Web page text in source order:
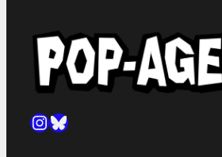
Instagram
Bluesky